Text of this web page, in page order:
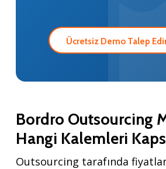
Ücretsiz Demo Talep
Bordro Outsourcing
Hangi Kalemleri
Outsourcing tarafında